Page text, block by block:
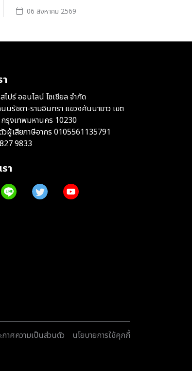
06 สิงหาคม 2569
ปร์ ออนไลน์ โซเชียล จำกัด
นรัชดา-รามอินทรา แขวงคันนายาว เขต
รุงเทพมหานคร 10230
ตัวผู้เสียภาษีอากร 0105561135791
9833
า
กาศความเป็นส่วนตัว นโยบายการใช้คุกกี้